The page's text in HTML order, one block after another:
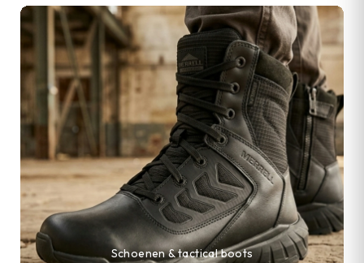
Schoenen & tactical boots